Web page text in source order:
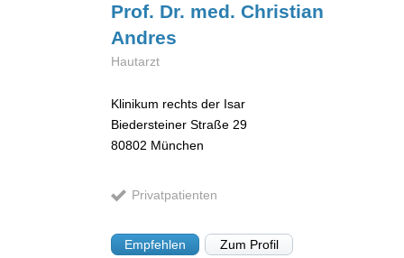
Prof. Dr. med. Christian
Andres
Hautarzt
Klinikum rechts der Isar
Biedersteiner Straße 29
80802 München
Privatpatienten
Empfehlen Zum Profil